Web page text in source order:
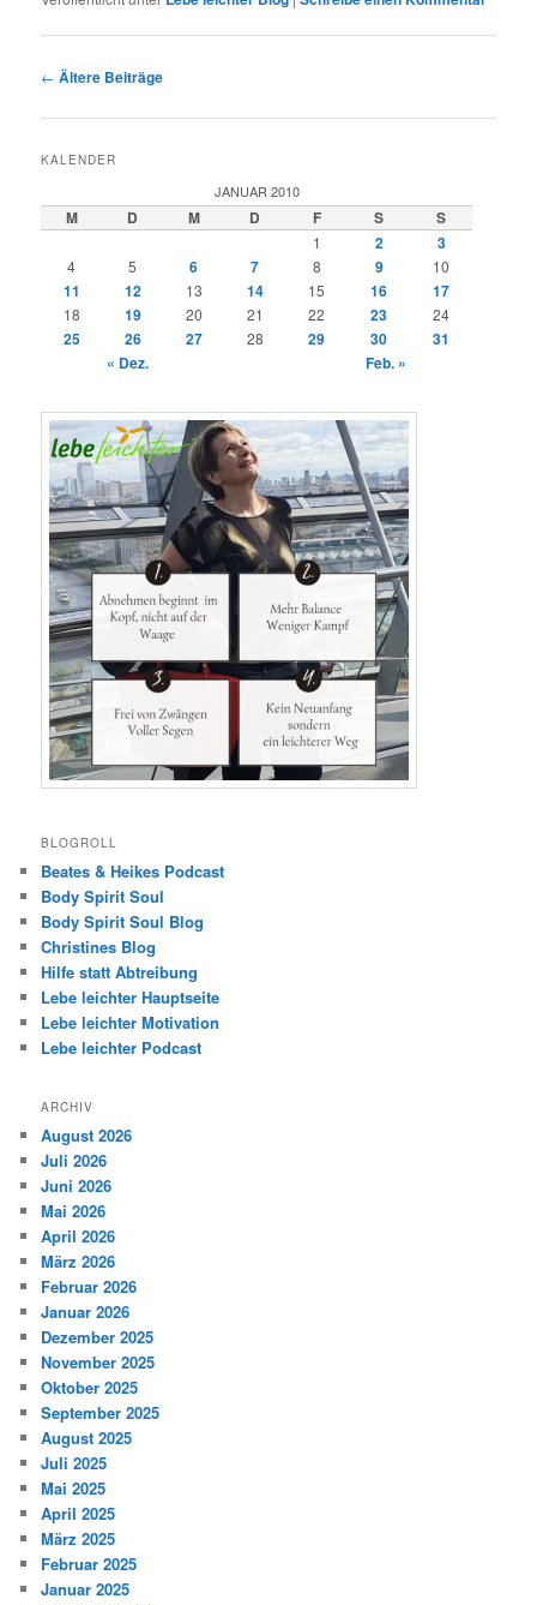
Beitragsnavigation
← Ältere Beiträge
KALENDER
JANUAR 2010
M D M D F S S
1 2 3
4 5 6 7 8 9 10
11 12 13 14 15 16 17
18 19 20 21 22 23 24
25 26 27 28 29 30
31
« Dez.
Feb. »
BLOGROLL
Beates & Heikes Podcast
Body Spirit Soul
Body Spirit Soul Blog
Christines Blog
Hilfe statt Abtreibung
Lebe leichter Hauptseite
Lebe leichter Motivation
Lebe leichter Podcast
ARCHIV
August 2026
Juli 2026
Juni 2026
Mai 2026
April 2026
März 2026
Februar 2026
Januar 2026
Dezember 2025
November 2025
Oktober 2025
September 2025
August 2025
Juli 2025
Mai 2025
April 2025
März 2025
Februar 2025
Januar 2025